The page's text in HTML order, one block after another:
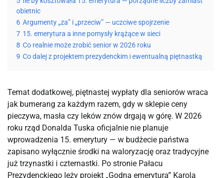
obietnic
6 Argumenty „za” i „przeciw” — uczciwe spojrzenie
7 15. emerytura a inne pomysły krążące w sieci
8 Co realnie może zrobić senior w 2026 roku
9 Co dalej z projektem prezydenckim i ewentualną piętnastką
Temat dodatkowej, piętnastej wypłaty dla seniorów wraca
jak bumerang za każdym razem, gdy w sklepie ceny
pieczywa, masła czy leków znów drgają w górę. W 2026
roku rząd Donalda Tuska oficjalnie nie planuje
wprowadzenia 15. emerytury — w budżecie państwa
zapisano wyłącznie środki na waloryzację oraz tradycyjne
już trzynastki i czternastki. Po stronie Pałacu
Prezydenckiego leży projekt „Godna emerytura” Karola